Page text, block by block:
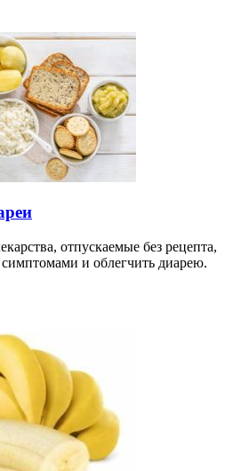
отпускаемые без рецепта,
и облегчить диарею.